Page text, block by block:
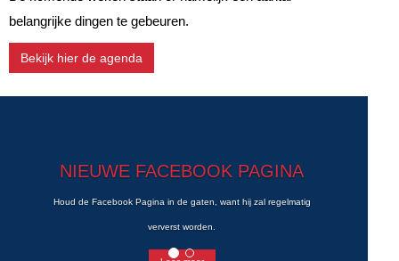
belangrijke dingen te gebeuren.
Bekijk hier de agenda
NIEUWE FACEBOOK PAGINA
Houd de Facebook Pagina in de gaten, want hij zal regelmatig
ververst worden.